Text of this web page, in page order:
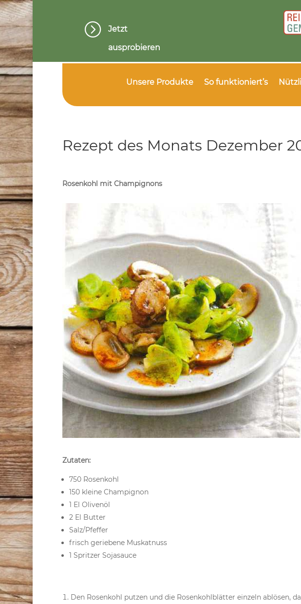
=
Jetzt
ausprobieren
Unsere Produkte So funktioniert’s
Rezept des Monats Dezember
Rosenkohl mit Champignons
Zutaten:
750 Rosenkohl
150 kleine Champignon
1 El Olivenöl
2 El Butter
Salz/Pfeffer
frisch geriebene Muskatnuss
1 Spritzer Sojasauce
Den Rosenkohl putzen und die Rosenkohlblätter einzeln ablösen,